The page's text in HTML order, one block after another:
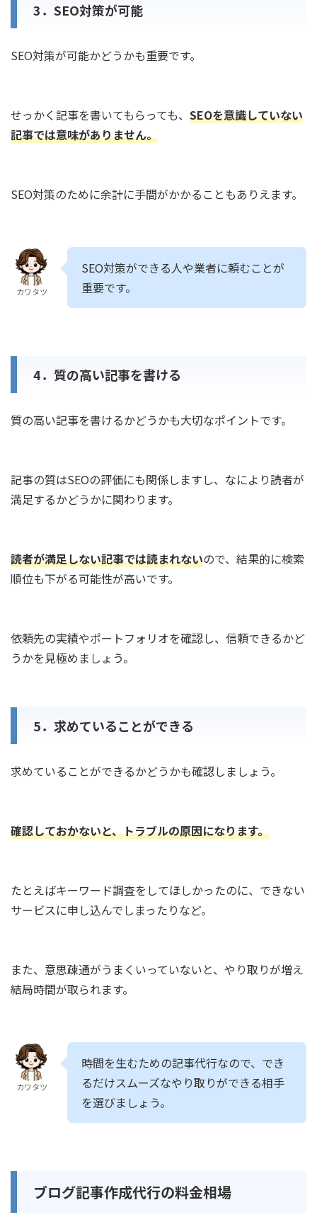
3．SEO対策が可能
SEO対策が可能かどうかも重要です。
せっかく記事を書いてもらっても、 SEOを意識していない
記事では意味がありません。
SEO対策のために余計に手間がかかることもありえます。
カワタツ
SEO対策ができる人や業者に頼むことが
重要です。
4．質の高い記事を書ける
質の高い記事を書けるかどうかも大切なポイントです。
記事の質はSEOの評価にも関係しますし、なにより読者が
満足するかどうかに関わります。
読者が満足しない記事では読まれないので、結果的に検索
順位も下がる可能性が高いです。
依頼先の実績やポートフォリオを確認し、信頼できるかど
うかを見極めましょう。
5．求めていることができる
求めていることができるかどうかも確認しましょう。
確認しておかないと、トラブルの原因になります。
たとえばキーワード調査をしてほしかったのに、できない
サービスに申し込んでしまったりなど。
また、意思疎通がうまくいっていないと、やり取りが増え
結局時間が取られます。
カワタツ
時間を生むための記事代行なので、でき
るだけスムーズなやり取りができる相手
を選びましょう。
ブログ記事作成代行の料金相場